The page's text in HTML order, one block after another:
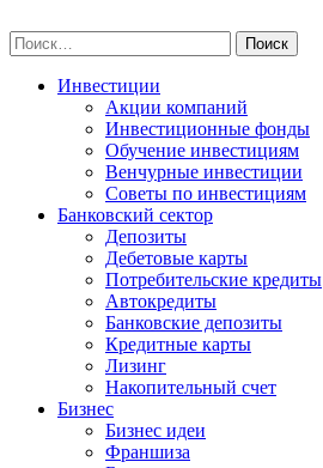
to
content
Найти:
Инвестиции
Акции компаний
Инвестиционные фонды
Обучение инвестициям
Венчурные инвестиции
Советы по инвестициям
Банковский сектор
Депозиты
Дебетовые карты
Потребительские кредиты
Автокредиты
Банковские депозиты
Кредитные карты
Лизинг
Накопительный счет
Бизнес
Бизнес идеи
Франшиза